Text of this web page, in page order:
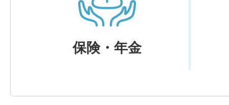
保険・年金